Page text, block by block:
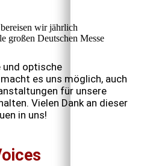
bereisen wir jährlich
großen Deutschen Messe
und optische
es uns möglich, auch
für unsere
Vielen Dank an dieser
in uns!